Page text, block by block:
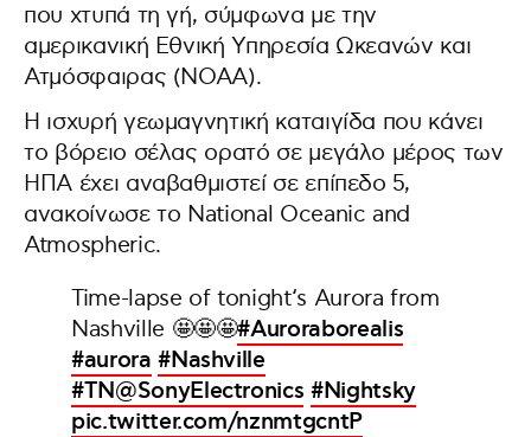
που χτυπά τη γή, σύμφωνα με την
αμερικανική Εθνική Υπηρεσία Ωκεανών και
Ατμόσφαιρας (NOAA).
Η ισχυρή γεωμαγνητική καταιγίδα που κάνει
το βόρειο σέλας ορατό σε μεγάλο μέρος των
ΗΠΑ έχει αναβαθμιστεί σε επίπεδο 5,
ανακοίνωσε το National Oceanic and
Atmospheric.
Time-lapse of tonight‘s Aurora from
Nashville 🤩🤩🤩#Auroraborealis
#aurora #Nashville
#TN@SonyElectronics #Nightsky
pic.twitter.com/nznmtgcntP